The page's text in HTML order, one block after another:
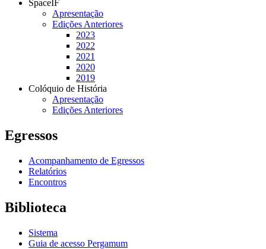
SpaceIF
Apresentação
Edições Anteriores
2023
2022
2021
2020
2019
Colóquio de História
Apresentação
Edições Anteriores
Egressos
Acompanhamento de Egressos
Relatórios
Encontros
Biblioteca
Sistema
Guia de acesso Pergamum